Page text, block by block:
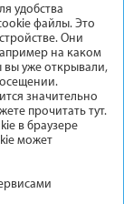
удобства
файлы. Это
Они
на каком
вы уже открывали,
значительно
прочитать тут.
в браузере
может